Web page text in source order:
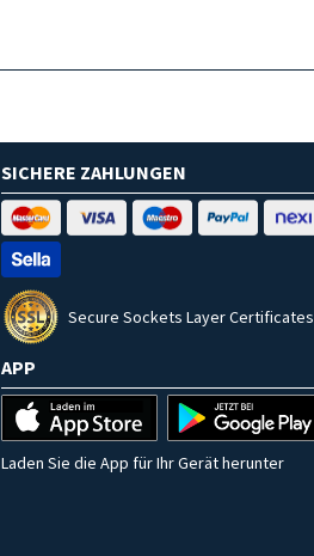
SICHERE ZAHLUNGEN
Secure Sockets Layer Certificates
APP
Laden Sie die App für Ihr Gerät herunter